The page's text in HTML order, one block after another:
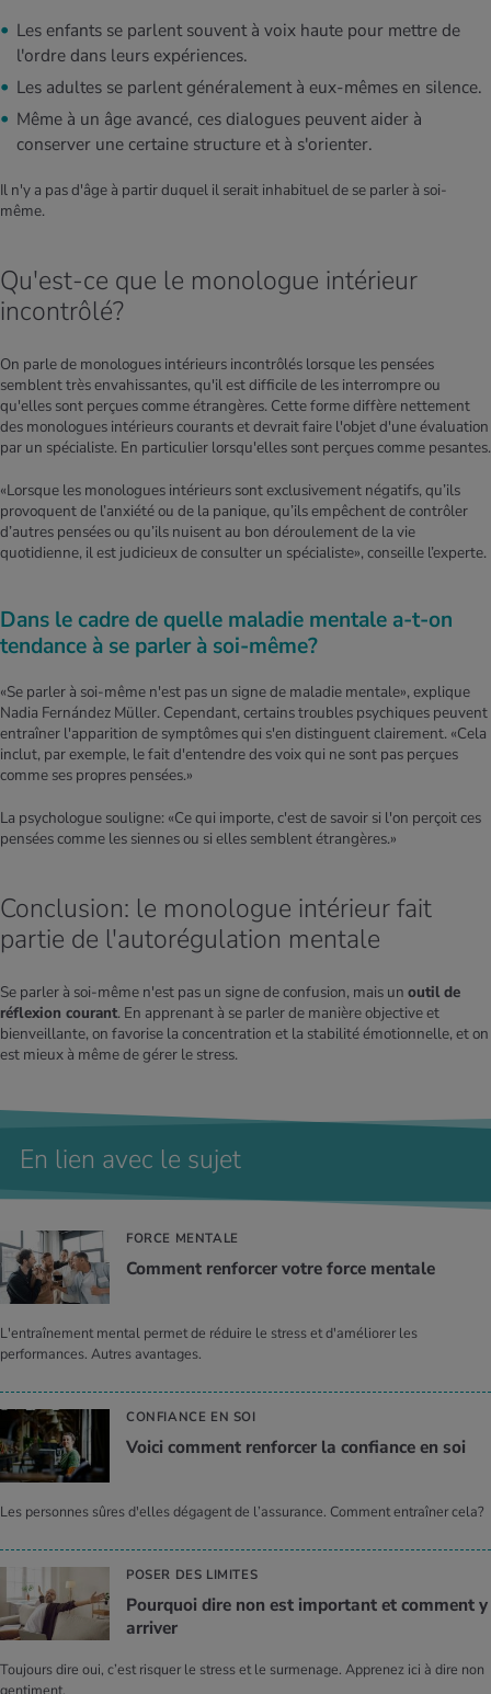
Les enfants se parlent souvent à voix haute pour mettre de
l'ordre dans leurs expériences.
Les adultes se parlent généralement à eux-mêmes en silence.
Même à un âge avancé, ces dialogues peuvent aider à
conserver une certaine structure et à s'orienter.
Il n'y a pas d'âge à partir duquel il serait inhabituel de se parler à soi-
même.
Qu'est-ce que le monologue intérieur
incontrôlé?
On parle de monologues intérieurs incontrôlés lorsque les pensées
semblent très envahissantes, qu'il est difficile de les interrompre ou
qu'elles sont perçues comme étrangères. Cette forme diffère nettement
des monologues intérieurs courants et devrait faire l'objet d'une évaluation
par un spécialiste. En particulier lorsqu'elles sont perçues comme pesantes.
«Lorsque les monologues intérieurs sont exclusivement négatifs, qu’ils
provoquent de l’anxiété ou de la panique, qu’ils empêchent de contrôler
d’autres pensées ou qu’ils nuisent au bon déroulement de la vie
quotidienne, il est judicieux de consulter un spécialiste», conseille l’experte.
Dans le cadre de quelle maladie mentale a-t-on
tendance à se parler à soi-même?
«Se parler à soi-même n'est pas un signe de maladie mentale», explique
Nadia Fernández Müller. Cependant, certains troubles psychiques peuvent
entraîner l'apparition de symptômes qui s'en distinguent clairement. «Cela
inclut, par exemple, le fait d'entendre des voix qui ne sont pas perçues
comme ses propres pensées.»
La psychologue souligne: «Ce qui importe, c'est de savoir si l'on perçoit ces
pensées comme les siennes ou si elles semblent étrangères.»
Conclusion: le monologue intérieur fait
partie de l'autorégulation mentale
Se parler à soi-même n'est pas un signe de confusion, mais un outil de
réflexion courant. En apprenant à se parler de manière objective et
bienveillante, on favorise la concentration et la stabilité émotionnelle, et on
est mieux à même de gérer le stress.
En lien avec le sujet
FORCE MENTALE
Com­ment ren­for­cer votre force men­tale
L'entraînement mental permet de réduire le stress et d'améliorer les
performances. Autres avantages.
CONFIANCE EN SOI
Voici com­ment ren­for­cer la confiance en soi
Les personnes sûres d'elles dégagent de l’assurance. Comment entraîner cela?
POSER DES LIMITES
Pour­quoi dire non est impor­tant et com­ment y
arri­ver
Toujours dire oui, c’est risquer le stress et le surmenage. Apprenez ici à dire non